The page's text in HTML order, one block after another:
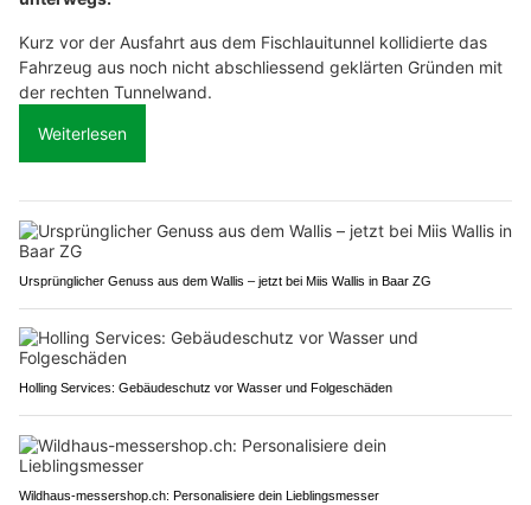
Kurz vor der Ausfahrt aus dem Fischlauitunnel kollidierte das
Fahrzeug aus noch nicht abschliessend geklärten Gründen mit
der rechten Tunnelwand.
Weiterlesen
Ursprünglicher Genuss aus dem Wallis – jetzt bei Miis Wallis in Baar ZG
Holling Services: Gebäudeschutz vor Wasser und Folgeschäden
Wildhaus-messershop.ch: Personalisiere dein Lieblingsmesser